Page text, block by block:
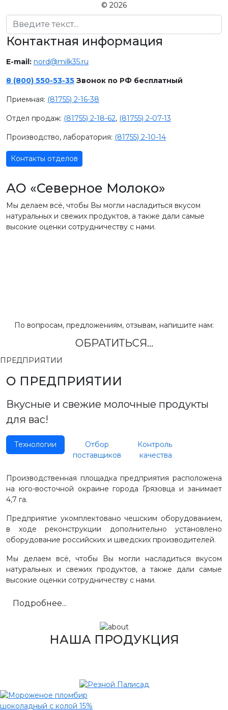
© 2026
Поиск
Контактная информация
E-mail: nord@milk35.ru
8 (800) 550-53-35 Звонок по РФ бесплатный
Приемная: (81755) 2-16-38
Отдел продаж: (81755) 2-18-62, (81755) 2-07-13
Производство, лаборатория: (81755) 2-10-14
Контакты отделов
АО «Северное Молоко»
Мы делаем всё, чтобы Вы могли насладиться вкусом
натуральных и свежих продуктов, а также дали самые
высокие оценки сотрудничеству с нами.
По вопросам, предложениям, отзывам, напишите нам:
ОБРАТИТЬСЯ...
ПРЕДПРИЯТИИ
О ПРЕДПРИЯТИИ
Вкусные и свежие молочные продукты
для вас!
Технологии
Отбор
поставщиков
Контроль
качества
Производственная площадка предприятия расположена
на юго-восточной окраине города Грязовца и занимает
4,7 га.
Предприятие укомплектовано чешским оборудованием,
в ходе реконструкции дополнительно установлено
оборудование российских и шведских производителей.
Мы делаем всё, чтобы Вы могли насладиться вкусом
натуральных и свежих продуктов, а также дали самые
высокие оценки сотрудничеству с нами.
Подробнее...
НАША ПРОДУКЦИЯ